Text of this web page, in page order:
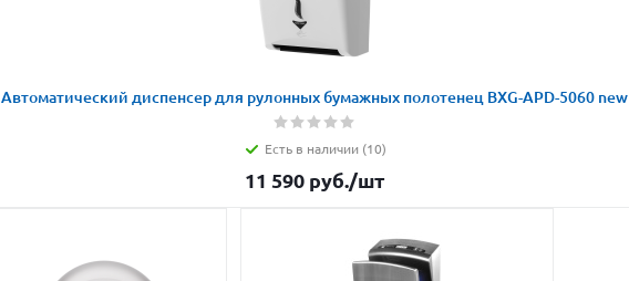
Автоматический диспенсер для рулонных бумажных полотенец BXG-APD-5060 new
Есть в наличии (10)
11 590 руб./шт